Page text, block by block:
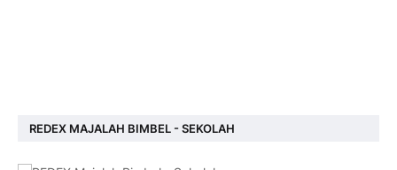
REDEX MAJALAH BIMBEL - SEKOLAH